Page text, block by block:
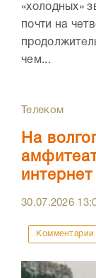
«холодных»
почти на
чем...
Телеком
На
интернет
30.07.2026
Комментарии